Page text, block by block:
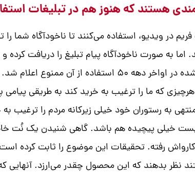
هستند که هنوز هم در تبلیغات
در ویدیو، استفاده می‌کنند تا ناخودآگاه شما
به صورت ناخودآگاه پیام تبلیغ را دریافت کرده
خواهد کرد. از آنجایی که این روش خیلی موثر واقع
که ما را ترغیب به خرید کند به طریقی پیامی
به رستوران خود خیلی زیرکانه مردم را ترغیب
خیلی پیچیده هم باشد. گاهی شنیدن یک نُت
رفته. تحقیقات این موضوع را ثابت کرده
بدهند که این محصول چقدر می‌ارزد. آنهایی